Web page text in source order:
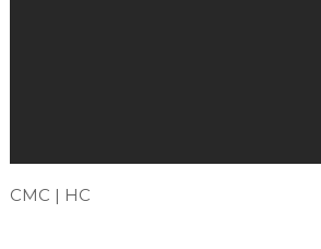
CMC | HC